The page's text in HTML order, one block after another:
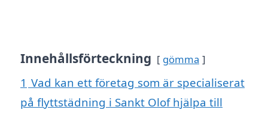
Innehållsförteckning gömma
1 Vad kan ett företag som är specialiserat
på flyttstädning i Sankt Olof hjälpa till